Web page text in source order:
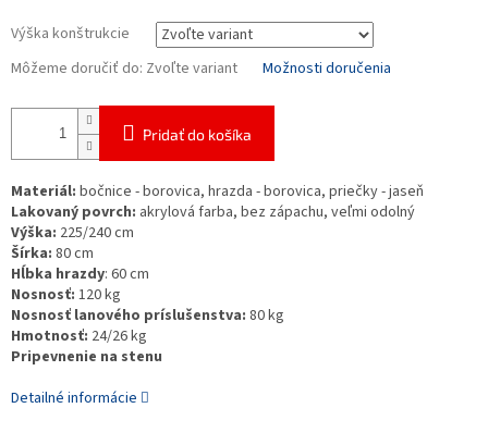
Výška konštrukcie
Môžeme doručiť do: Zvoľte variant Možnosti doručenia
Pridať do košíka
Materiál: bočnice -borovica, hrazda -borovica, priečky - jaseň
Lakovaný povrch: akrylová farba, bez zápachu, veľmi odolný
Výška: 225/240 cm
Šírka: 80 cm
Hĺbka hrazdy: 60 cm
Nosnosť: 120 kg
Nosnosť lanového príslušenstva: 80 kg
Hmotnosť: 24/26 kg
Pripevnenie na stenu
Detailné informácie